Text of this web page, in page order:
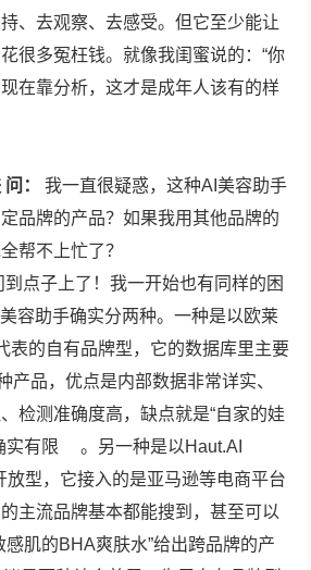
、去观察、去感受。但它至少能让
很多冤枉钱。就像我闺蜜说的：“你
在靠分析，这才是成年人该有的样
：
我一直很疑惑，这种AI美容助手
品牌的产品？如果我用其他品牌的
帮不上忙了？
点子上了！我一开始也有同样的困
容助手确实分两种。一种是以欧莱
表的自有品牌型，它的数据库里主要
产品，优点是内部数据非常详实、
检测准确度高，缺点就是“自家的娃
实有限
。另一种是以 Haut.AI
放型，它接入的是亚马逊等电商平台
主流品牌基本都能搜到，甚至可以
感肌的BHA爽肤水”给出跨品牌的产